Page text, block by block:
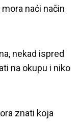
naći način
nekad ispred
na okupu i niko
znati koja